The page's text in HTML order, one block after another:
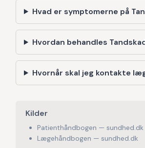
Hvad er symptomerne på
Hvordan behandles
Hvornår skal jeg kontakte
Kilder
Patienthåndbogen — sundhed.dk
Lægehåndbogen — sundhed.dk